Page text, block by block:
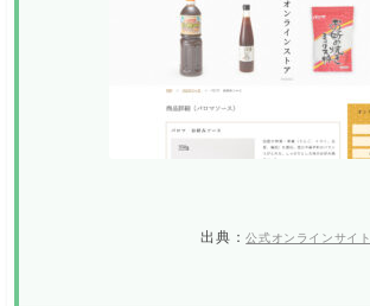
出典：公式オンラインサイト